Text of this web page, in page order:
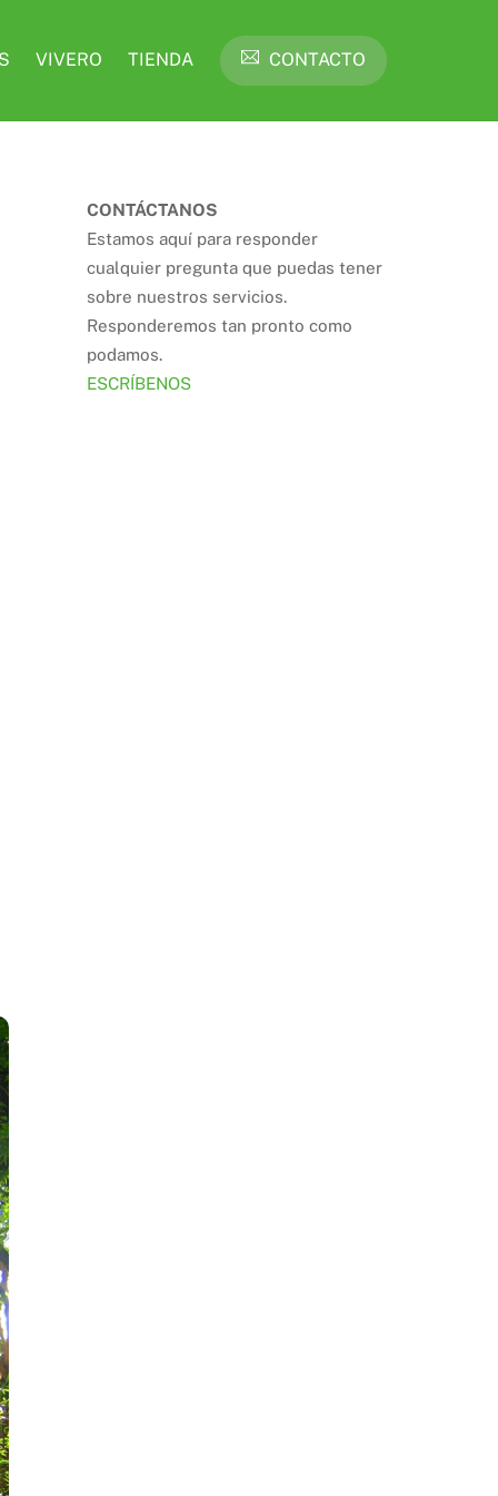
VIVERO TIENDA CONTACTO
CONTÁCTANOS
Estamos aquí para responder
cualquier pregunta que puedas tener
sobre nuestros servicios.
Responderemos tan pronto como
podamos.
ESCRÍBENOS